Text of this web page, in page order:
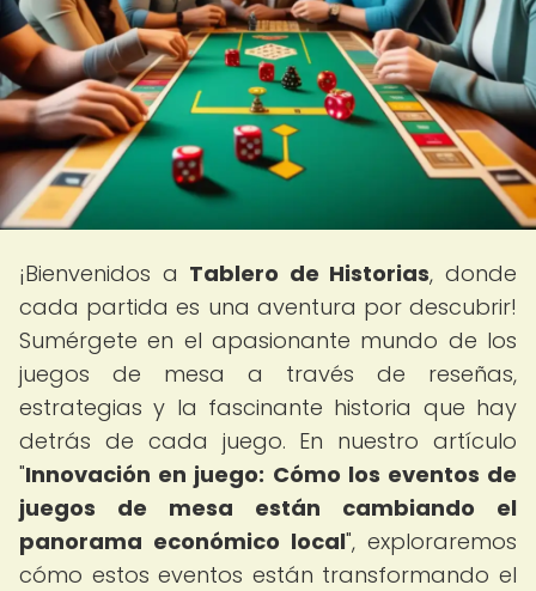
¡Bienvenidos a Tablero de Historias, donde
cada partida es una aventura por descubrir!
Sumérgete en el apasionante mundo de los
juegos de mesa a través de reseñas,
estrategias y la fascinante historia que hay
detrás de cada juego. En nuestro artículo
"Innovación en juego: Cómo los eventos de
juegos de mesa están cambiando el
panorama económico local", exploraremos
cómo estos eventos están transformando el